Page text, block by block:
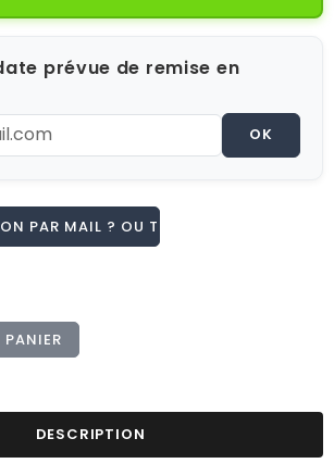
prévue de remise en
OK
PAR MAIL ? OU TÉL 02.51.62.16.59
DESCRIPTION